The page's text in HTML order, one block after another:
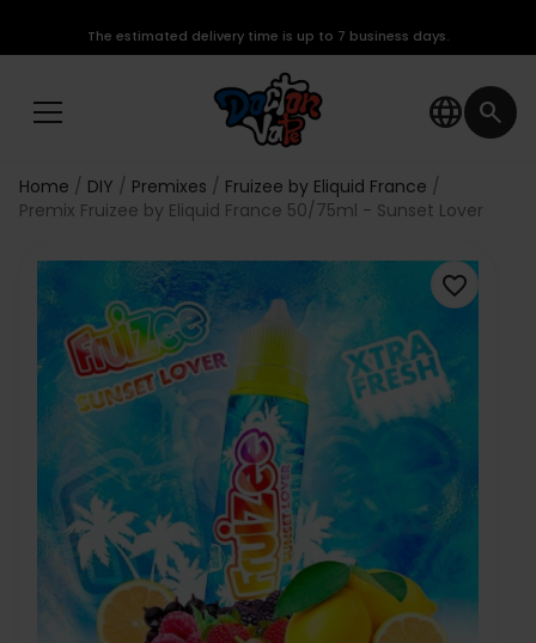
language search
The estimated delivery time is up to 7 business days.
Home DIY Premixes
Fruizee by Eliquid France
Premix Fruizee by Eliquid France 50/75ml - Sunset Lover
favorite_border